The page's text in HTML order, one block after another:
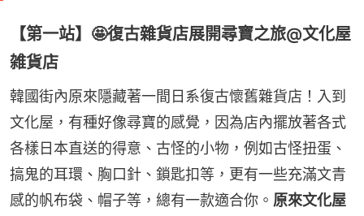
【第一站】🤩復古雜貨店展開尋寶之旅@文化屋
雑貨店
韓國街內原來隱藏著一間日系復古懷舊雜貨店！入到
文化屋，有種好像尋寶的感覺，因為店內擺放著各式
各樣日本直送的得意、古怪的小物，例如古怪扭蛋、
搞鬼的耳環、胸口針、鎖匙扣等，更有一些充滿文青
感的帆布袋、帽子等，總有一款適合你。 原來文化屋